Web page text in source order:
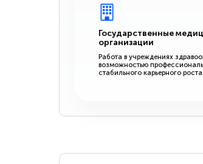
Государственные
организации
Работа в учреждениях
возможностью
стабильного карьерного роста